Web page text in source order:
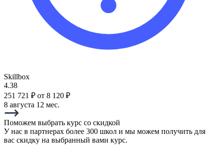
Skillbox
4.38
251 721 ₽ от 8 120 ₽
8 августа 12 мес.
Поможем выбрать курс со скидкой
У нас в партнерах более 300 школ и мы можем получить для
вас скидку на выбранный вами курс.